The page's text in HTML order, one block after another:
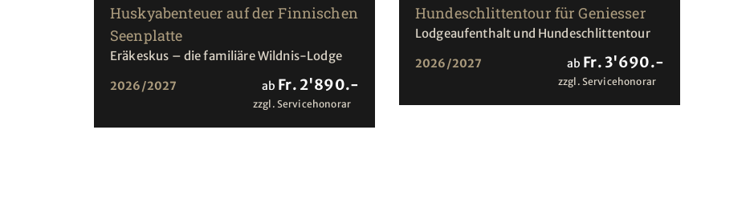
Huskyabenteuer auf der Finnischen
Seenplatte
Eräkeskus – die familiäre Wildnis-Lodge
2026/2027 ab Fr. 2'890.-
zzgl. Servicehonorar
Hundeschlittentour für Geniesser
Lodgeaufenthalt und Hundeschlittentour
2026/2027 ab Fr. 3'690.-
zzgl. Servicehonorar